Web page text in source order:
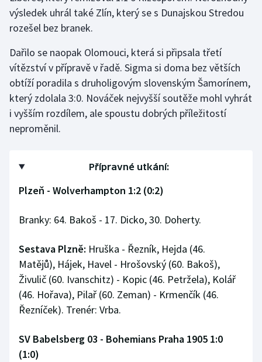
Volejbal
výsledek uhrál také Zlín, který se s Dunajskou Stredou
rozešel bez branek.
Dařilo se naopak Olomouci, která si připsala třetí
vítězství v přípravě v řadě. Sigma si doma bez větších
obtíží poradila s druholigovým slovenským Šamorínem,
který zdolala 3:0. Nováček nejvyšší soutěže mohl vyhrát
i vyšším rozdílem, ale spoustu dobrých příležitostí
neproměnil.
Přípravné utkání:
Plzeň - Wolverhampton 1:2 (0:2)
Branky: 64. Bakoš - 17. Dicko, 30. Doherty.
Sestava Plzně: Hruška - Řezník, Hejda (46.
Matějů), Hájek, Havel - Hrošovský (60. Bakoš),
Živulič (60. Ivanschitz) - Kopic (46. Petržela), Kolář
(46. Hořava), Pilař (60. Zeman) - Krmenčík (46.
Řezníček). Trenér: Vrba.
SV Babelsberg 03 - Bohemians Praha 1905 1:0
(1:0)